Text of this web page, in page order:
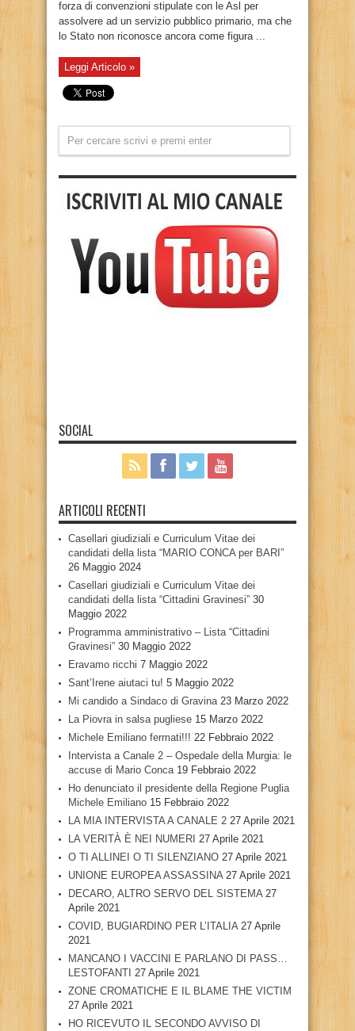
forza di convenzioni stipulate con le Asl per
assolvere ad un servizio pubblico primario, ma che
lo Stato non riconosce ancora come figura ...
Leggi Articolo »
SOCIAL
ARTICOLI RECENTI
Casellari giudiziali e Curriculum Vitae dei
candidati della lista “MARIO CONCA per BARI”
26 Maggio 2024
Casellari giudiziali e Curriculum Vitae dei
candidati della lista “Cittadini Gravinesi” 30
Maggio 2022
Programma amministrativo – Lista “Cittadini
Gravinesi” 30 Maggio 2022
Eravamo ricchi 7 Maggio 2022
Sant’Irene aiutaci tu! 5 Maggio 2022
Mi candido a Sindaco di Gravina 23 Marzo 2022
La Piovra in salsa pugliese 15 Marzo 2022
Michele Emiliano fermati!!! 22 Febbraio 2022
Intervista a Canale 2 – Ospedale della Murgia: le
accuse di Mario Conca 19 Febbraio 2022
Ho denunciato il presidente della Regione Puglia
Michele Emiliano 15 Febbraio 2022
LA MIA INTERVISTA A CANALE 2 27 Aprile 2021
LA VERITÀ È NEI NUMERI 27 Aprile 2021
O TI ALLINEI O TI SILENZIANO 27 Aprile 2021
UNIONE EUROPEA ASSASSINA 27 Aprile 2021
DECARO, ALTRO SERVO DEL SISTEMA 27
Aprile 2021
COVID, BUGIARDINO PER L’ITALIA 27 Aprile
2021
MANCANO I VACCINI E PARLANO DI PASS…
LESTOFANTI 27 Aprile 2021
ZONE CROMATICHE E IL BLAME THE VICTIM
27 Aprile 2021
HO RICEVUTO IL SECONDO AVVISO DI